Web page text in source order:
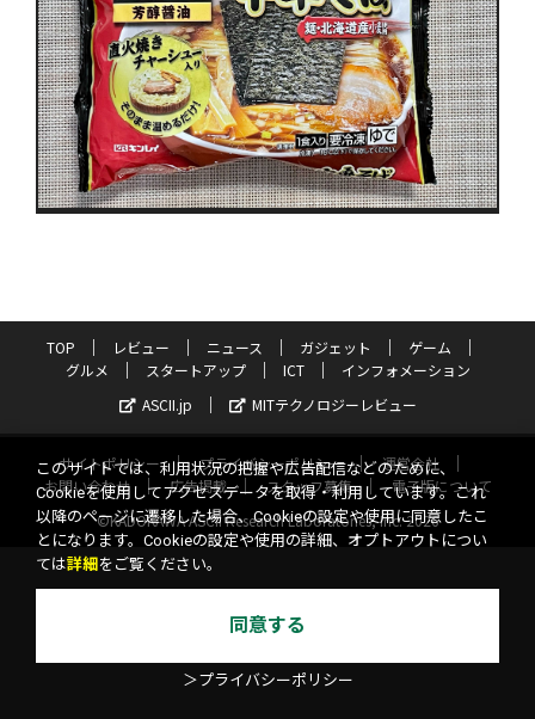
TOP レビュー ニュース ガジェット
ゲーム
グルメ
スタートアップ ICT
インフォメーション
ASCII.jp
MITテクノロジーレビュー
サイトポリシー プライバシーポリシー
運営会社
お問い合わせ
広告掲載 スタッフ募集
電子版について
©KADOKAWA ASCII Research Laboratories, Inc. 2026
このサイトでは、利用状況の把握や広告配信などのために、
Cookieを使用してアクセスデータを取得・利用しています。これ
以降のページに遷移した場合、Cookieの設定や使用に同意したこ
とになります。Cookieの設定や使用の詳細、オプトアウトについ
ては詳細 をご覧ください。
同意する
＞プライバシーポリシー